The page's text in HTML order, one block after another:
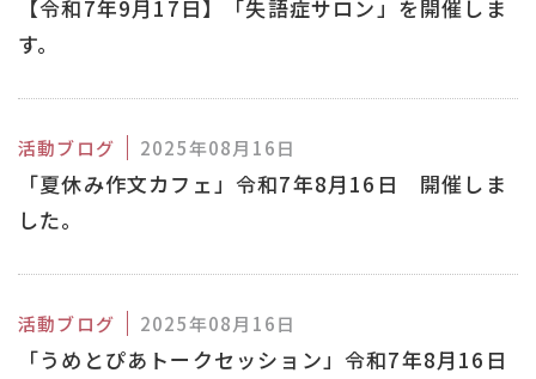
【令和7年9月17日】「失語症サロン」を開催しま
す。
活動ブログ 2025年08月16日
「夏休み作文カフェ」令和7年8月16日 開催しま
した。
活動ブログ 2025年08月16日
「うめとぴあトークセッション」令和7年8月16日